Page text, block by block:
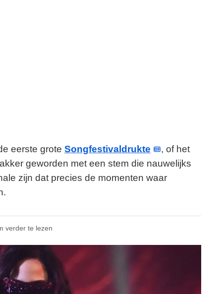
eerste grote Songfestivaldrukte
, of het
geworden met een stem die nauwelijks
zijn dat precies de momenten waar
verder te lezen